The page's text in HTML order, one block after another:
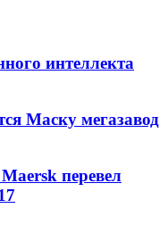
интеллекта
Маску мегазавод
перевел